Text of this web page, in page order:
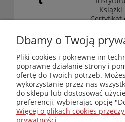
Książki
„Certyfikat
(edycja
2026)
Księgarnia-Galeria "Nieznany
ezoteryczny
Zapraszamy również do
stacjonarnej przy ul.
Dbamy o Twoją
Pliki cookies i pokrewne im
poprawne działanie strony i
ofertę do Twoich potrzeb.
wykorzystanie przez nas
do sklepu lub dostosować
preferencji, wybierając opcję
Więcej o plikach cookies